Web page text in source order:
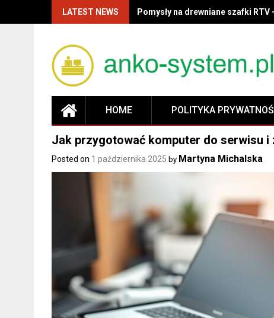
LATEST NEWS Pomysły na drewniane szafki
HOME POLITYKA
Jak przygotować komputer do serwisu i
Posted on 1 października 2025 by Martyna Michalska